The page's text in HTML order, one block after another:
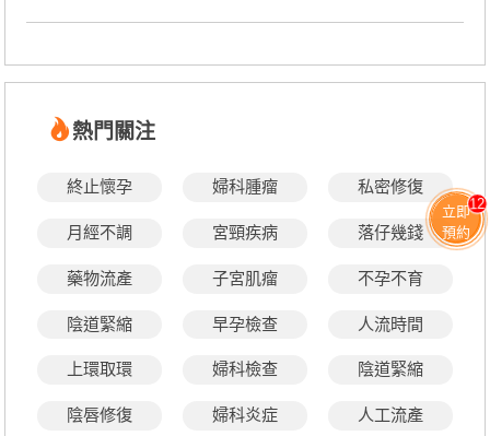
熱門關注
終止懷孕 婦科腫瘤 私密修復
月經不調 宮頸疾病 落仔幾錢
藥物流產 子宮肌瘤 不孕不育
陰道緊縮 早孕檢查 人流時間
上環取環 婦科檢查 陰道緊縮
陰唇修復 婦科炎症 人工流產
立即
預約
12